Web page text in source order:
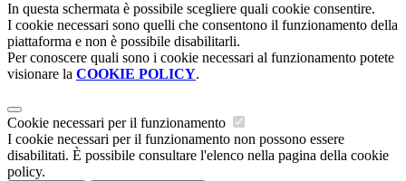
In questa schermata è possibile scegliere quali cookie consentire.
I cookie necessari sono quelli che consentono il funzionamento della
piattaforma e non è possibile disabilitarli.
Per conoscere quali sono i cookie necessari al funzionamento potete
visionare la COOKIE POLICY.
Cookie necessari per il funzionamento
I cookie necessari per il funzionamento non possono essere
disabilitati. È possibile consultare l'elenco nella pagina della cookie
policy.